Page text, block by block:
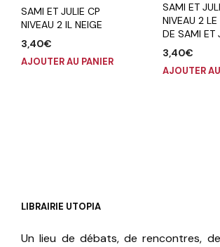
SAMI ET JULIE CP
NIVEAU 2 IL NEIGE
3,40€
AJOUTER AU PANIER
SAMI ET
NIVEAU 2 LE
DE SAMI ET
3,40€
AJOUTER
LIBRAIRIE UTOPIA
Un lieu de débats, de rencontres,